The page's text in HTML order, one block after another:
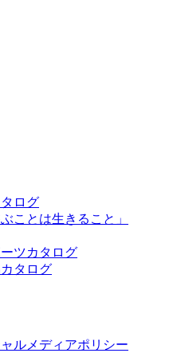
ログ
ことは生きること」
ツカタログ
タログ
ルメディアポリシー